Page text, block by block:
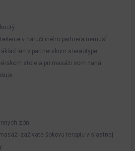
v náručí iného partnera nemusí
len v partnerskom stereotype.
stole a pri masáži som nahá.
zón.
zažívate šokovu terapiu v slastnej